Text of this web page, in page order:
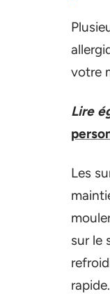
votre
Lire
Les
sur le
rapide.